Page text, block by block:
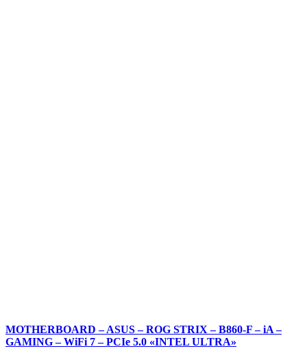
MOTHERBOARD – ASUS – ROG STRIX – B860-F – iA –
GAMING – WiFi 7 – PCIe 5.0 «INTEL ULTRA»